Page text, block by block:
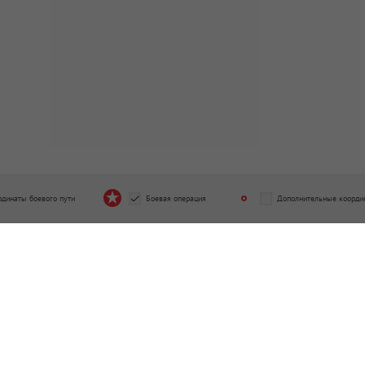
боевого пути Боевая операция Дополнительные